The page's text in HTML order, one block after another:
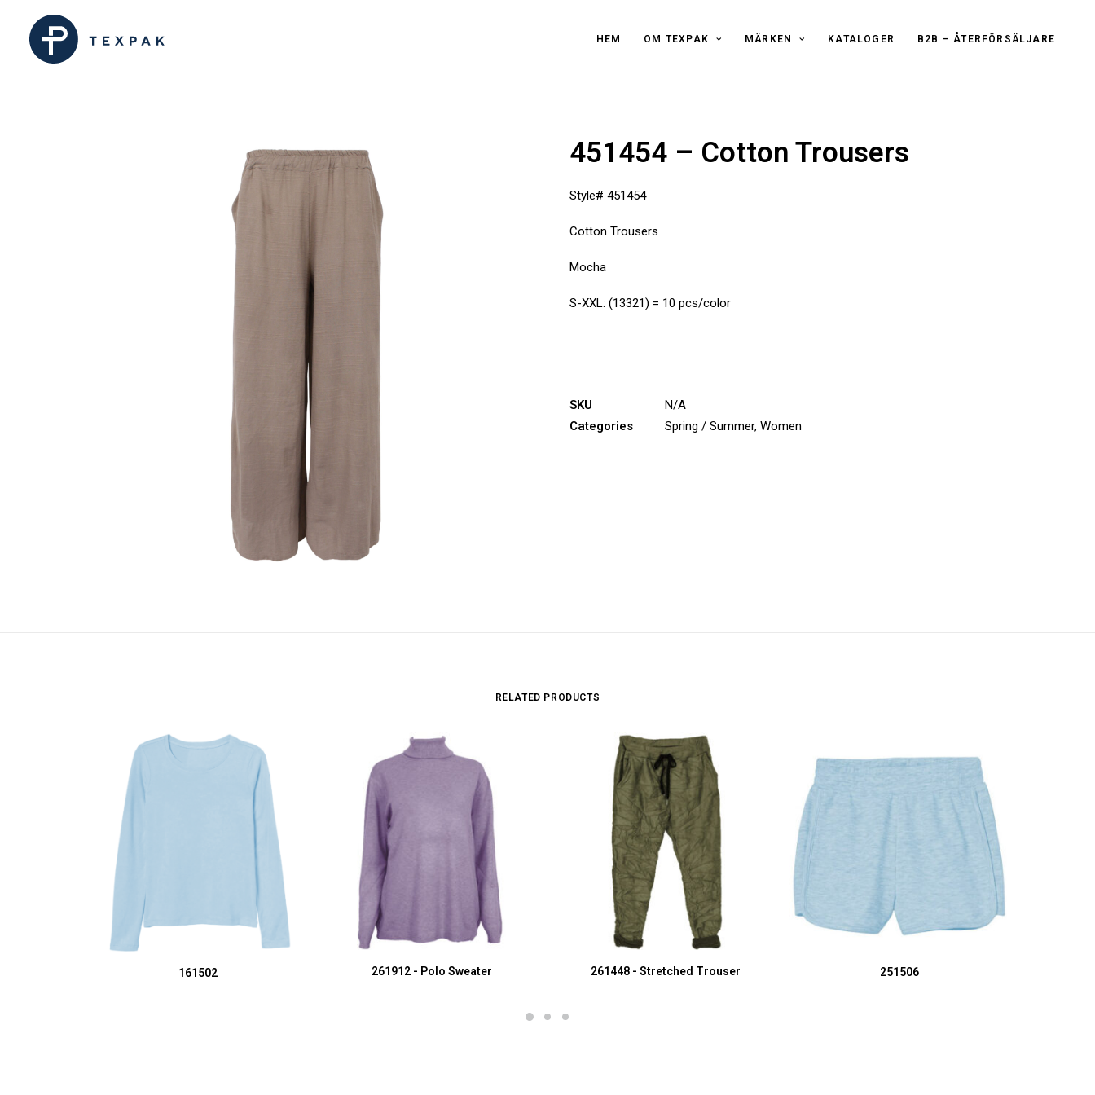
HEM OM TEXPAK MÄRKEN KATALOGER B2B – ÅTERFÖRSÄLJARE
451454 – Cotton Trousers
Style# 451454
Cotton Trousers
Mocha
S-XXL: (13321) = 10 pcs/color
SKU
N/A
Categories
Spring / Summer, Women
RELATED PRODUCTS
SELECT OPTIONS
161502 SELECT OPTIONS
261912 - Polo Sweater SELECT OPTIONS
261448 - Stretched Trouser SELECT OPTIONS
251506